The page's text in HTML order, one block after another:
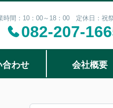
時間：10：00～18：00 定休日：祝
082-207-
合わせ 会社概要